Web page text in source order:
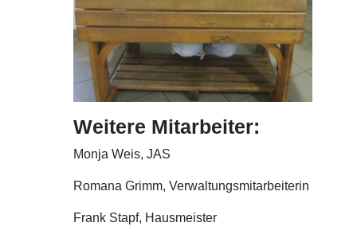
Weitere Mitarbeiter:
Monja Weis, JAS
Romana Grimm, Verwaltungsmitarbeiterin
Frank Stapf, Hausmeister